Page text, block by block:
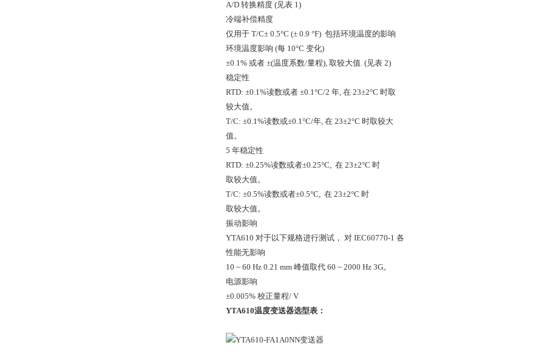
A/D 转换精度 (见表 1)
冷端补偿精度
仅用于 T/C± 0.5°C (± 0.9 °F) 包括环境温度的影响
环境温度影响 (每 10°C 变化)
±0.1% 或者 ±(温度系数/量程), 取较大值. (见表 2)
稳定性
RTD: ±0.1%读数或者 ±0.1°C/2 年, 在 23±2°C 时取
较大值。
T/C: ±0.1%读数或±0.1°C/年, 在 23±2°C 时取较大
值。
5 年稳定性
RTD: ±0.25%读数或者±0.25°C, 在 23±2°C 时
取较大值。
T/C: ±0.5%读数或者±0.5°C, 在 23±2°C 时
取较大值。
振动影响
YTA610 对于以下规格进行测试， 对 IEC60770-1 各
性能无影响
10 ~ 60 Hz 0.21 mm 峰值取代 60 ~ 2000 Hz 3G。
电源影响
±0.005% 校正量程/ V
YTA610温度变送器选型表：